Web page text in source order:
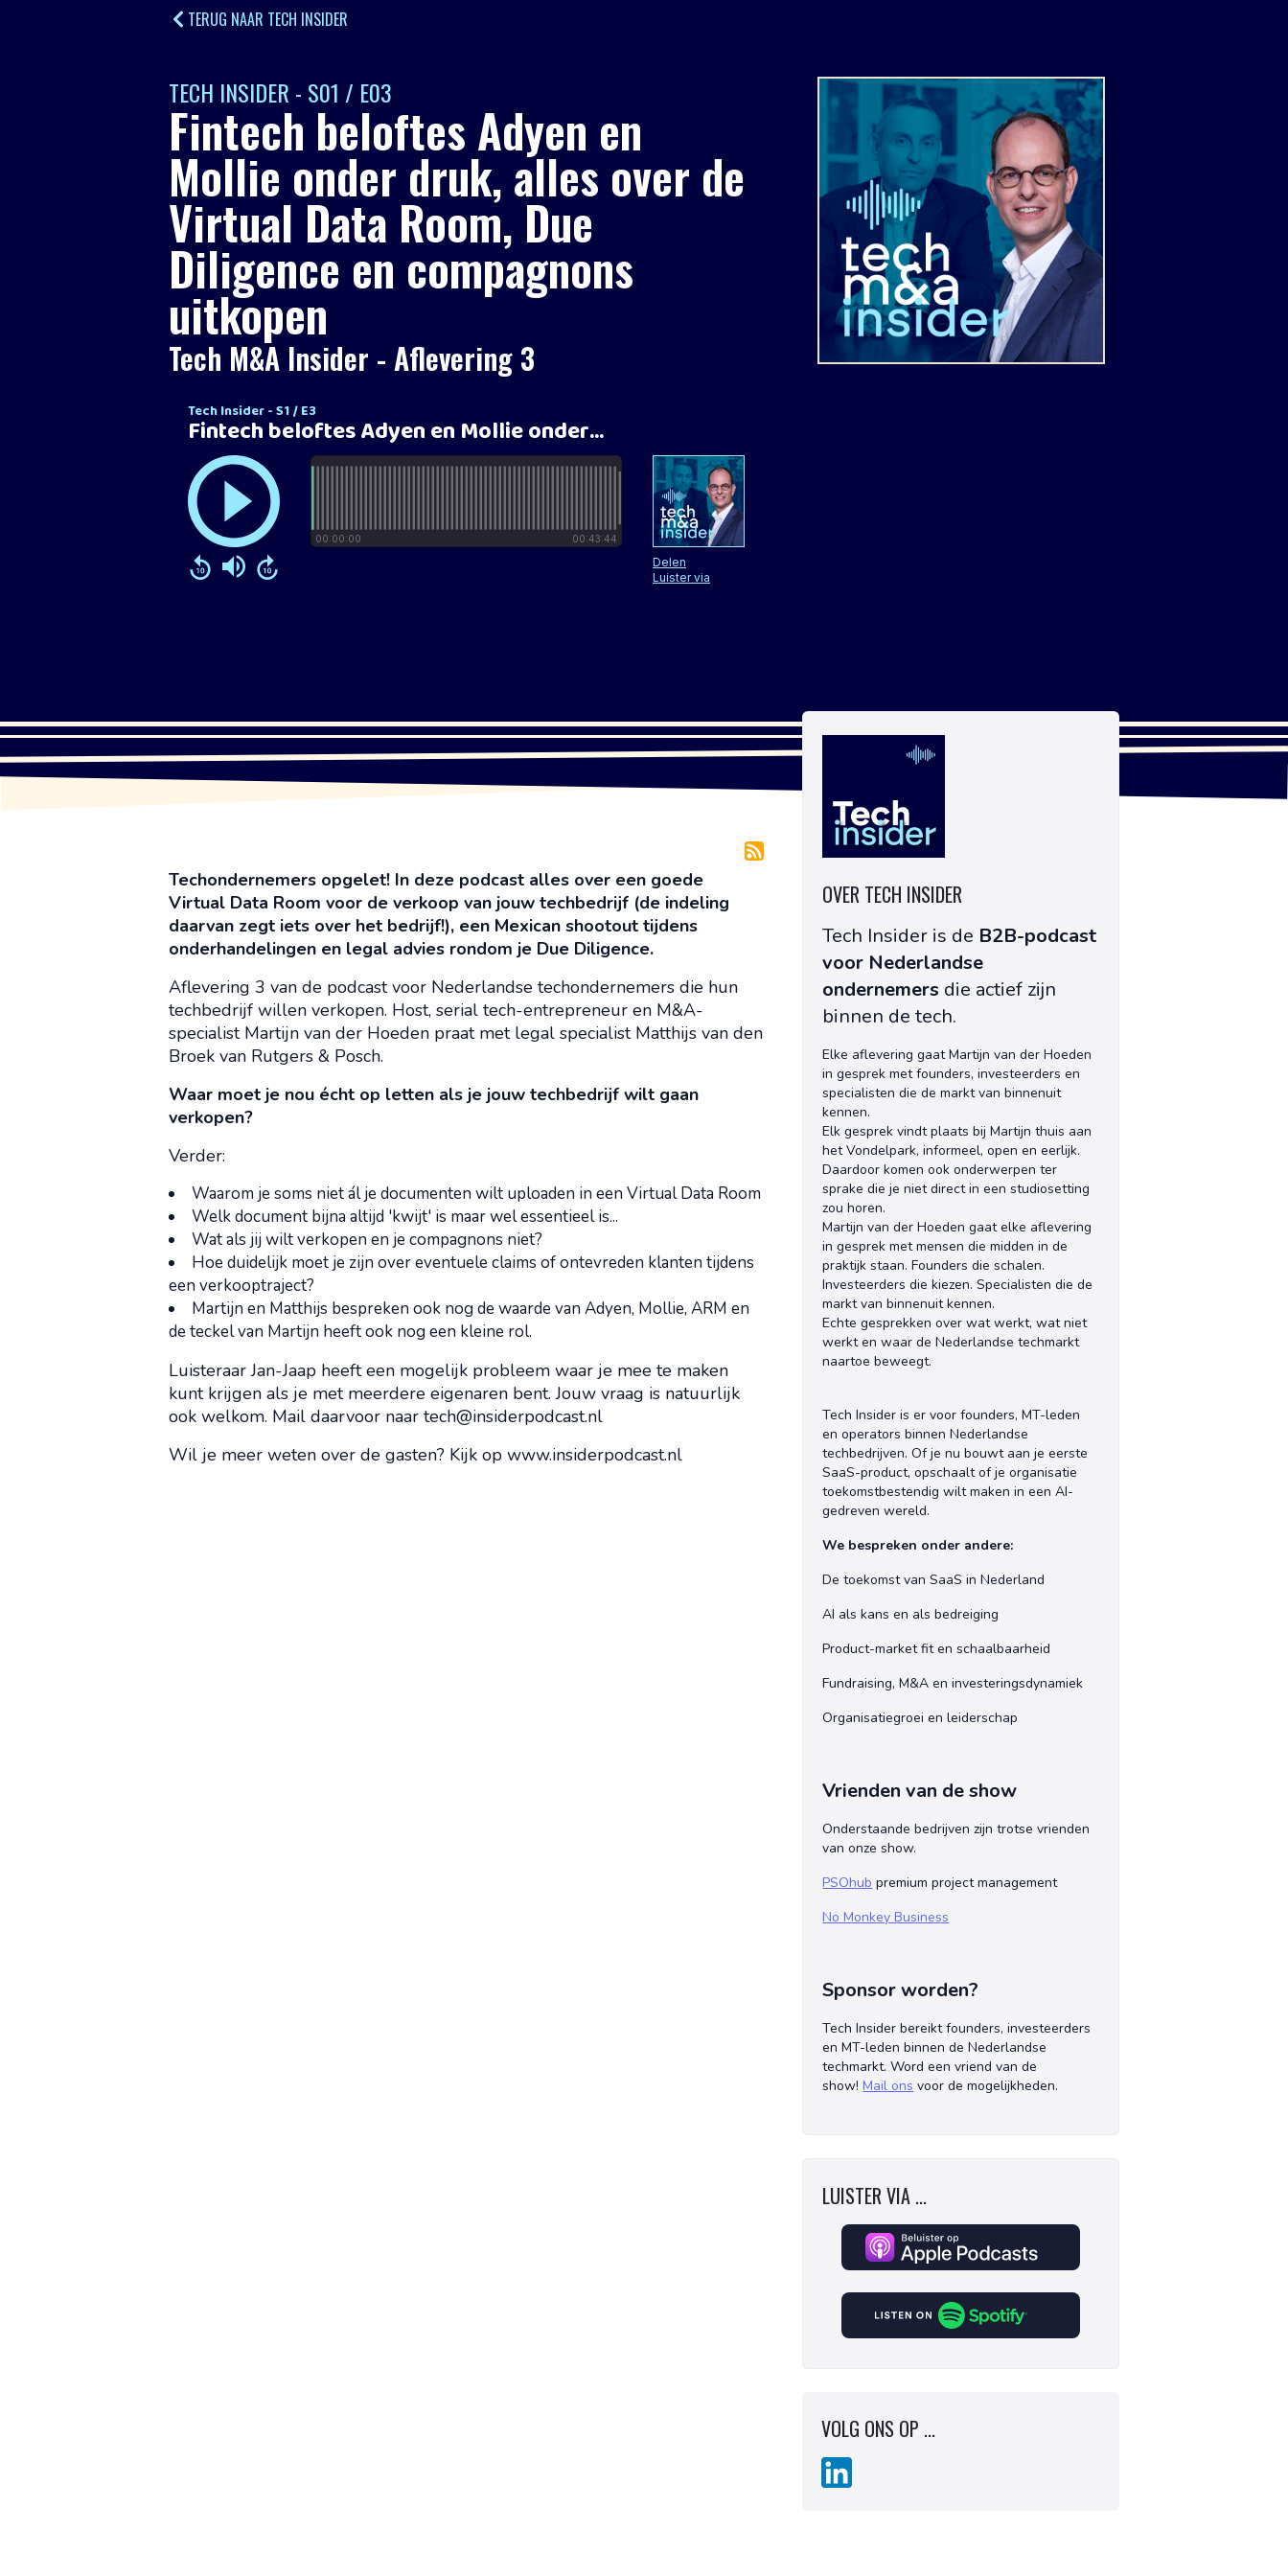
TERUG NAAR TECH INSIDER
TECH INSIDER - S01 / E03
Fintech beloftes Adyen en
Mollie onder druk, alles over de
Virtual Data Room, Due
Diligence en compagnons
uitkopen
Tech M&A Insider - Aflevering 3
Techondernemers opgelet! In deze podcast alles over een goede
Virtual Data Room voor de verkoop van jouw techbedrijf (de indeling
daarvan zegt iets over het bedrijf!), een Mexican shootout tijdens
onderhandelingen en legal advies rondom je Due Diligence.
Aflevering 3 van de podcast voor Nederlandse techondernemers die hun
techbedrijf willen verkopen. Host, serial tech-entrepreneur en M&A-
specialist Martijn van der Hoeden praat met legal specialist Matthijs van den
Broek van Rutgers & Posch.
Waar moet je nou écht op letten als je jouw techbedrijf wilt gaan
verkopen?
Verder:
Waarom je soms niet ál je documenten wilt uploaden in een Virtual Data Room
Welk document bijna altijd 'kwijt' is maar wel essentieel is...
Wat als jij wilt verkopen en je compagnons niet?
Hoe duidelijk moet je zijn over eventuele claims of ontevreden klanten tijdens
een verkooptraject?
Martijn en Matthijs bespreken ook nog de waarde van Adyen, Mollie, ARM en
de teckel van Martijn heeft ook nog een kleine rol.
Luisteraar Jan-Jaap heeft een mogelijk probleem waar je mee te maken
kunt krijgen als je met meerdere eigenaren bent. Jouw vraag is natuurlijk
ook welkom. Mail daarvoor naar tech@insiderpodcast.nl
Wil je meer weten over de gasten? Kijk op www.insiderpodcast.nl
OVER TECH INSIDER
Tech Insider is de B2B-podcast
voor Nederlandse
ondernemers die actief zijn
binnen de tech.
Elke aflevering gaat Martijn van der Hoeden
in gesprek met founders, investeerders en
specialisten die de markt van binnenuit
kennen.
Elk gesprek vindt plaats bij Martijn thuis aan
het Vondelpark, informeel, open en eerlijk.
Daardoor komen ook onderwerpen ter
sprake die je niet direct in een studiosetting
zou horen.
Martijn van der Hoeden gaat elke aflevering
in gesprek met mensen die midden in de
praktijk staan. Founders die schalen.
Investeerders die kiezen. Specialisten die de
markt van binnenuit kennen.
Echte gesprekken over wat werkt, wat niet
werkt en waar de Nederlandse techmarkt
naartoe beweegt.
Tech Insider is er voor founders, MT-leden
en operators binnen Nederlandse
techbedrijven. Of je nu bouwt aan je eerste
SaaS-product, opschaalt of je organisatie
toekomstbestendig wilt maken in een AI-
gedreven wereld.
We bespreken onder andere:
De toekomst van SaaS in Nederland
AI als kans en als bedreiging
Product-market fit en schaalbaarheid
Fundraising, M&A en investeringsdynamiek
Organisatiegroei en leiderschap
Vrienden van de show
Onderstaande bedrijven zijn trotse vrienden
van onze show.
PSOhub premium project management
No Monkey Business
Sponsor worden?
Tech Insider bereikt founders, investeerders
en MT-leden binnen de Nederlandse
techmarkt. Word een vriend van de
show!Mail ons voor de mogelijkheden.
LUISTER VIA ...
VOLG ONS OP ...